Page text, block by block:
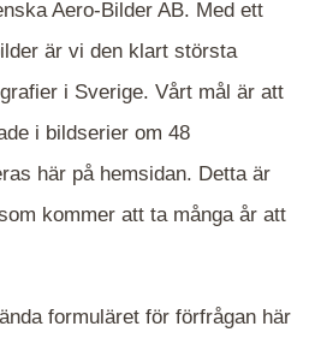
gröna mappar är det
kartan för att komma
söker och klicka på
Aero-Bilder AB. Med ett
är vi den klart största
i Sverige. Vårt mål är att
i bildserier om 48
här på hemsidan. Detta är
kommer att ta många år att
formuläret för förfrågan här